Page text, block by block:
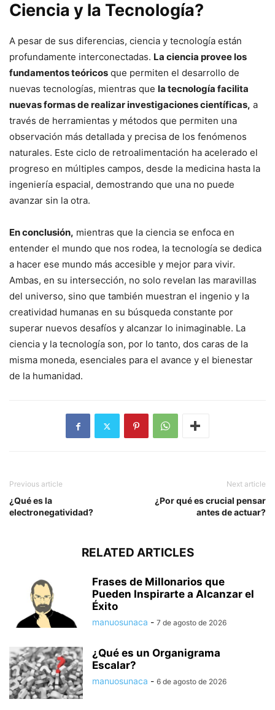
Ciencia y la Tecnología?
A pesar de sus diferencias, ciencia y tecnología están
profundamente interconectadas. La ciencia provee los
fundamentos teóricos que permiten el desarrollo de
nuevas tecnologías, mientras que la tecnología facilita
nuevas formas de realizar investigaciones científicas, a
través de herramientas y métodos que permiten una
observación más detallada y precisa de los fenómenos
naturales. Este ciclo de retroalimentación ha acelerado el
progreso en múltiples campos, desde la medicina hasta la
ingeniería espacial, demostrando que una no puede
avanzar sin la otra.
En conclusión, mientras que la ciencia se enfoca en
entender el mundo que nos rodea, la tecnología se dedica
a hacer ese mundo más accesible y mejor para vivir.
Ambas, en su intersección, no solo revelan las maravillas
del universo, sino que también muestran el ingenio y la
creatividad humanas en su búsqueda constante por
superar nuevos desafíos y alcanzar lo inimaginable. La
ciencia y la tecnología son, por lo tanto, dos caras de la
misma moneda, esenciales para el avance y el bienestar
de la humanidad.
Previous article
¿Qué es la
electronegatividad?
Next article
¿Por qué es crucial pensar
antes de actuar?
RELATED ARTICLES
Frases de Millonarios que
Pueden Inspirarte a Alcanzar el
Éxito
manuosunaca - 7 de agosto de 2026
¿Qué es un Organigrama
Escalar?
manuosunaca - 6 de agosto de 2026